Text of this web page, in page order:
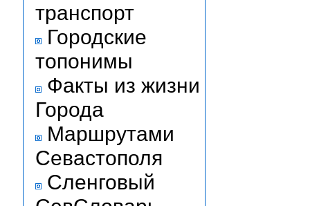
транспорт
Городские
топонимы
Факты из жизни
Города
Маршрутами
Севастополя
Сленговый